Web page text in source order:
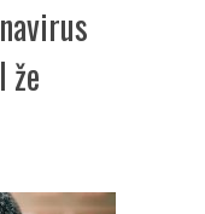
že